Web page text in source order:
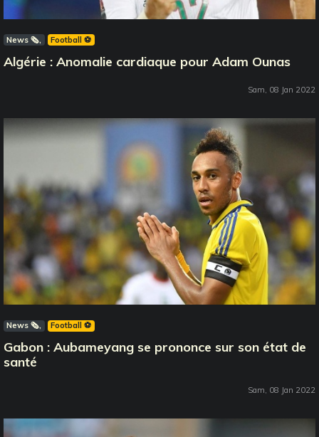
News 🗞️ Football ⚽️
Algérie : Anomalie cardiaque pour Adam Ounas
Sam, 08 Jan 2022
News 🗞️ Football ⚽️
Gabon : Aubameyang se prononce sur son état de
santé
Sam, 08 Jan 2022